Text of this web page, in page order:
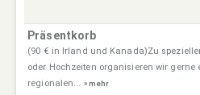
Präsentkorb
(90 € in Irland und Kanada)Zu
oder Hochzeiten organisieren wir gerne
regionalen... » mehr